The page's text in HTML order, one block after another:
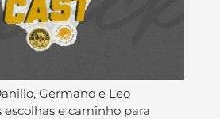
Germano e Leo
e caminho para